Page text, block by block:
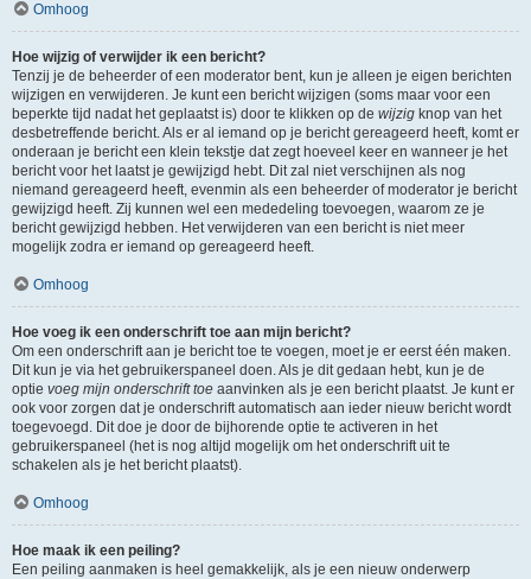
Omhoog
Hoe wijzig of verwijder ik een bericht?
Tenzij je de beheerder of een moderator bent, kun je alleen je eigen berichten
wijzigen en verwijderen. Je kunt een bericht wijzigen (soms maar voor een
beperkte tijd nadat het geplaatst is) door te klikken op de wijzig knop van het
desbetreffende bericht. Als er al iemand op je bericht gereageerd heeft, komt er
onderaan je bericht een klein tekstje dat zegt hoeveel keer en wanneer je het
bericht voor het laatst je gewijzigd hebt. Dit zal niet verschijnen als nog
niemand gereageerd heeft, evenmin als een beheerder of moderator je bericht
gewijzigd heeft. Zij kunnen wel een mededeling toevoegen, waarom ze je
bericht gewijzigd hebben. Het verwijderen van een bericht is niet meer
mogelijk zodra er iemand op gereageerd heeft.
Omhoog
Hoe voeg ik een onderschrift toe aan mijn bericht?
Om een onderschrift aan je bericht toe te voegen, moet je er eerst één maken.
Dit kun je via het gebruikerspaneel doen. Als je dit gedaan hebt, kun je de
optie voeg mijn onderschrift toe aanvinken als je een bericht plaatst. Je kunt er
ook voor zorgen dat je onderschrift automatisch aan ieder nieuw bericht wordt
toegevoegd. Dit doe je door de bijhorende optie te activeren in het
gebruikerspaneel (het is nog altijd mogelijk om het onderschrift uit te
schakelen als je het bericht plaatst).
Omhoog
Hoe maak ik een peiling?
Een peiling aanmaken is heel gemakkelijk, als je een nieuw onderwerp